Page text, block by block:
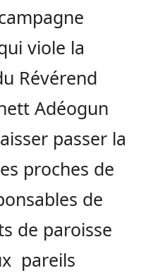
viole la
Révérend
Adéogun
passer la
proches de
de
de paroisse
pareils